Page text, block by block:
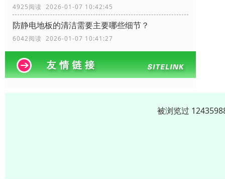
4925阅读 2026-01-07 10:42:45
防静电地板的清洁需要主要哪些细节？
6042阅读 2026-01-07 10:41:27
被浏览过